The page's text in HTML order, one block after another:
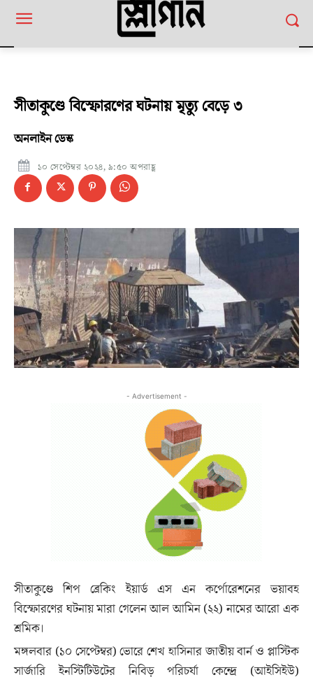
সীতাকুণ্ডে বিস্ফোরণের ঘটনায় মৃত্যু বেড়ে ৩
অনলাইন ডেস্ক
১০ সেপ্টেম্বর ২০২৪, ৯:৫০ অপরাহ্ণ
- Advertisement -
সীতাকুণ্ডে শিপ ব্রেকিং ইয়ার্ড এস এন কর্পোরেশনের ভয়াবহ
বিস্ফোরণের ঘটনায় মারা গেলেন আল আমিন (২২) নামের আরো এক
শ্রমিক।
মঙ্গলবার (১০ সেপ্টেম্বর) ভোরে শেখ হাসিনার জাতীয় বার্ন ও প্লাস্টিক
সার্জারি ইনস্টিটিউটের নিবিড় পরিচর্যা কেন্দ্রে (আইসিইউ)